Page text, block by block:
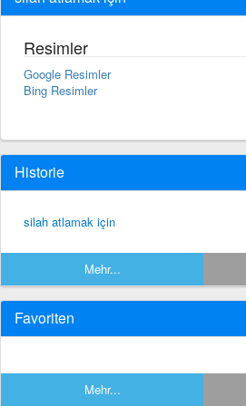
Resimler
Google Resimler
Bing Resimler
Historie
silah atlamak için
Mehr...
Favoriten
Mehr...